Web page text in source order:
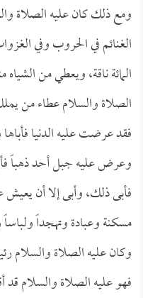
ومع ذلك كان عليه الصلاة
الغنائم في الحروب وفي
المائة ناقة، ويعطي من
الصلاة والسلام عطاء من
فقد عرضت عليه الدنيا
وعرض عليه جبل أحد ذهباً
فأبى ذلك، وأبى إلا أن يعيش
مسكنة وعبادة وتهجداً
وكان عليه الصلاة والسلام
فهو عليه الصلاة والسلام